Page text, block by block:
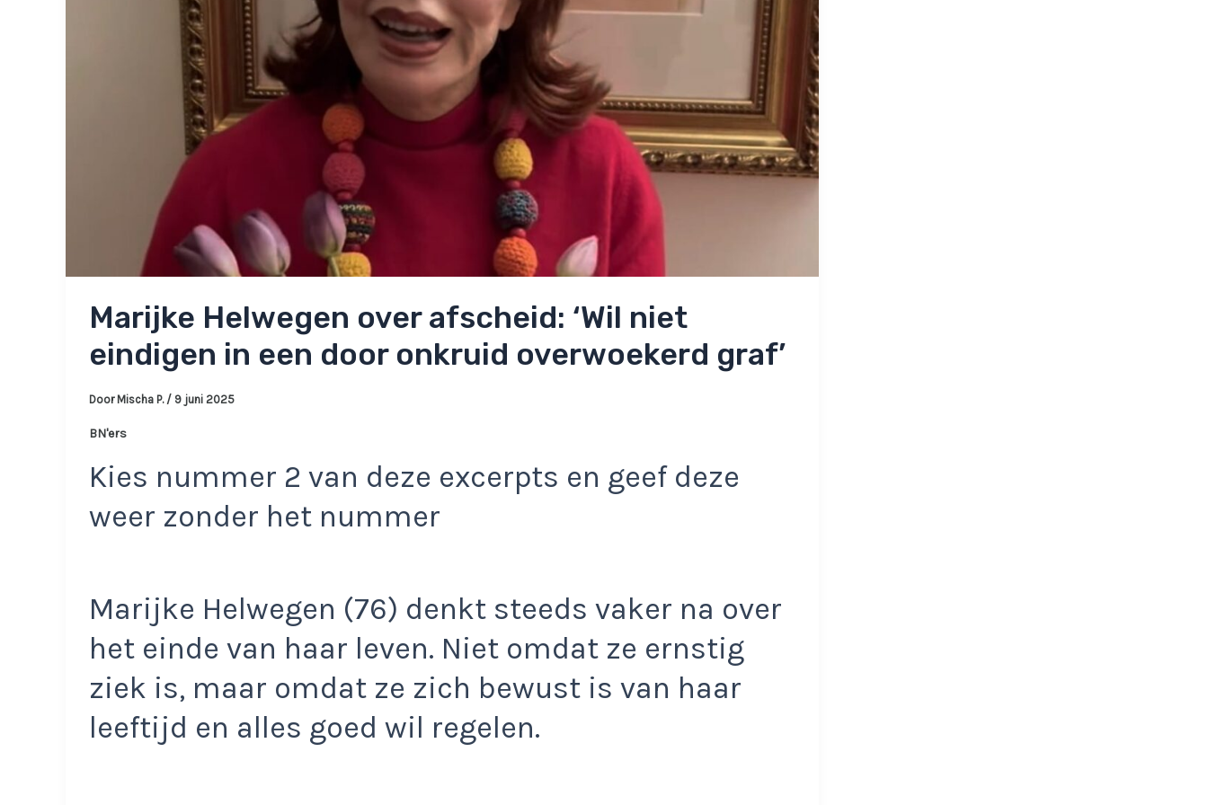
Marijke Helwegen over afscheid: ‘Wil niet
eindigen in een door onkruid overwoekerd graf’
Door Mischa P. / 9 juni 2025
BN'ers
Kies nummer 2 van deze excerpts en geef deze
weer zonder het nummer
Marijke Helwegen (76) denkt steeds vaker na over
het einde van haar leven. Niet omdat ze ernstig
ziek is, maar omdat ze zich bewust is van haar
leeftijd en alles goed wil regelen.